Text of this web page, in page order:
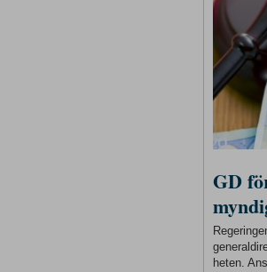
GD
heten.